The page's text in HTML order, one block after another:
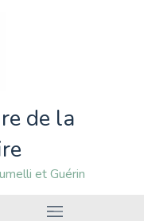
de la
et Guérin